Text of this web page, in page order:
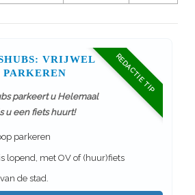
REDACTIE TIP
VRIJWEL
PARKEREN
parkeert u Helemaal
u een fiets huurt!
parkeren
lopend, met OV of (huur)fiets
de stad.